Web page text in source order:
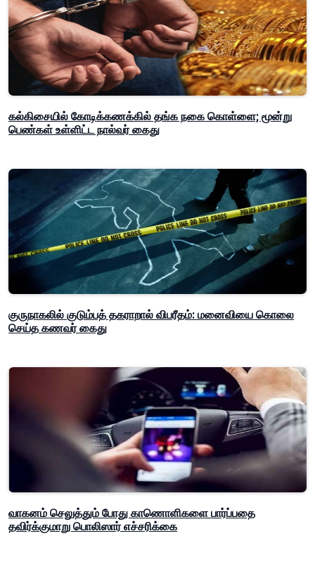
கல்கிசையில் கோடிக்கணக்கில் தங்க நகை கொள்ளை; மூன்று
பெண்கள் உள்ளிட்ட நால்வர் கைது
குருநாகலில் குடும்பத் தகராறால் விபரீதம்: மனைவியை கொலை
செய்த கணவர் கைது
வாகனம் செலுத்தும் போது காணொளிகளை பார்ப்பதை
தவிர்க்குமாறு பொலிஸார் எச்சரிக்கை